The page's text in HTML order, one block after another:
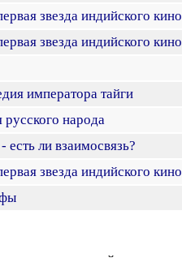
звезда индийского кино
звезда индийского кино
императора тайги
русского народа
ли взаимосвязь?
звезда индийского кино